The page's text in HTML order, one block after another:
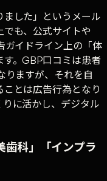
した」というメール
も、公式サイトや
ガイドライン上の「体
。GBP口コミは患者
りますが、それを自
とは広告行為となり
に活かし、デジタル
歯科」「インプラ